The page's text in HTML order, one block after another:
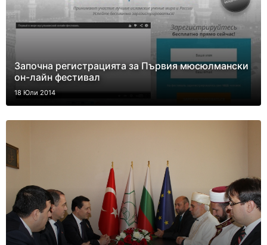
Започна регистрацията за Първия мюсюлмански
он-лайн фестивал
18 Юли 2014